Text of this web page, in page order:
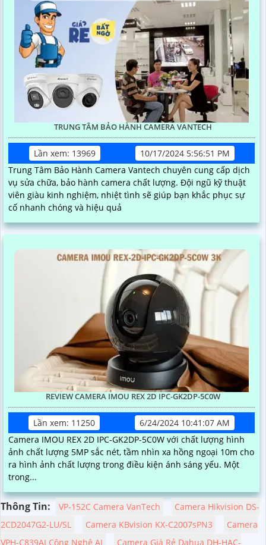
TRUNG TÂM BẢO HÀNH CAMERA VANTECH
Lần xem: 13969
10/17/2024 5:56:51 PM
Trung Tâm Bảo Hành Camera Vantech chuyên cung cấp dịch
vụ sửa chữa, bảo hành camera chất lượng. Đội ngũ kỹ thuật
viên giàu kinh nghiệm, nhiệt tình sẽ giúp bạn khắc phục sự
cố nhanh chóng và hiệu quả
REVIEW CAMERA IMOU REX 2D IPC-GK2DP-5C0W
Lần xem: 11250
6/24/2024 10:41:07 AM
Camera IMOU REX 2D IPC-GK2DP-5C0W với chất lượng hình
ảnh chất lượng 5MP sắc nét, tầm nhìn xa hồng ngoại 10m cho
ra hình ảnh chất lượng trong điều kiện ánh sáng yếu. Một
trong...
Thông Tin: VP-152C Camera VanTech
Camera Hikvision DS-
2CD2047G2-LU/SL
Camera KBvision KX-C2007sPN3
Camera
VPH-C839AI Công Nghệ AI
Camera Giá Rẻ Dahua DH-HAC-